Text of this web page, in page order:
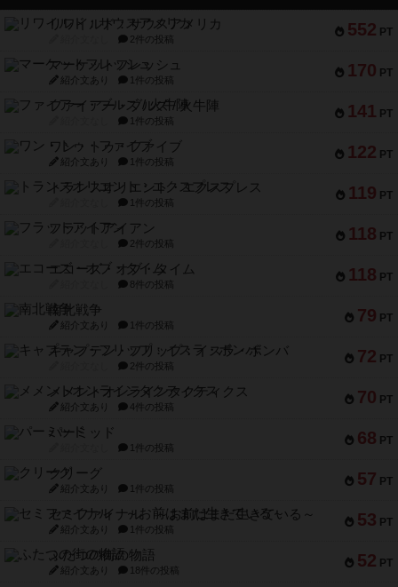
552 PT
リワイルド：サウスアメリカ
2件の投稿
170 PT
マーケットフレッシュ
紹介文あり 1件の投稿
141 PT
ファイアー・ブルズ / 火牛陣
1件の投稿
122 PT
ワン・トゥ・ファイブ
紹介文あり 1件の投稿
119 PT
トランスオリエント・エクスプレス
1件の投稿
118 PT
フラットアイアン
2件の投稿
118 PT
エコーズ・オブ・タイム
8件の投稿
79 PT
南北戦争
紹介文あり 1件の投稿
72 PT
キャプテン・フリップ：イスラ・ボンバ
2件の投稿
70 PT
メメントオンラインタクティクス
紹介文あり 4件の投稿
68 PT
パーミッド
1件の投稿
57 PT
クリーグ
紹介文あり 1件の投稿
53 PT
セミファイナル ～お前はまだ生きている～
紹介文あり 1件の投稿
52 PT
ふたつの街の物語
紹介文あり 18件の投稿